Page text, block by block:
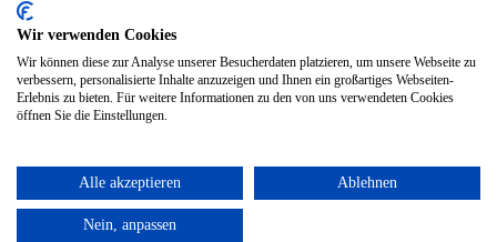
Wir verwenden Cookies
Wir können diese zur Analyse unserer Besucherdaten platzieren, um unsere Webseite zu
verbessern, personalisierte Inhalte anzuzeigen und Ihnen ein großartiges Webseiten-
Erlebnis zu bieten. Für weitere Informationen zu den von uns verwendeten Cookies
öffnen Sie die Einstellungen.
Alle akzeptieren Ablehnen
Nein, anpassen